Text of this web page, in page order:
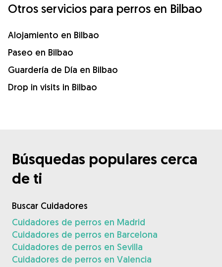
Otros servicios para perros en Bilbao
Alojamiento en Bilbao
Paseo en Bilbao
Guardería de Día en Bilbao
Drop in visits in Bilbao
Búsquedas populares cerca
de ti
Buscar Cuidadores
Cuidadores de perros en Madrid
Cuidadores de perros en Barcelona
Cuidadores de perros en Sevilla
Cuidadores de perros en Valencia